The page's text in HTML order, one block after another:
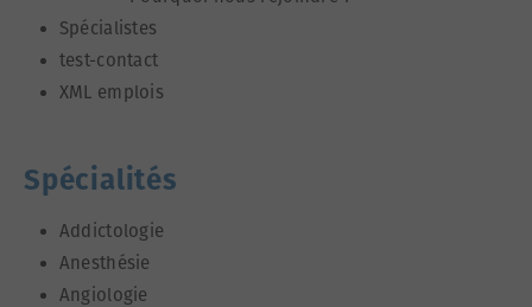
Spécialistes
test-contact
XML emplois
Spécialités
Addictologie
Anesthésie
Angiologie